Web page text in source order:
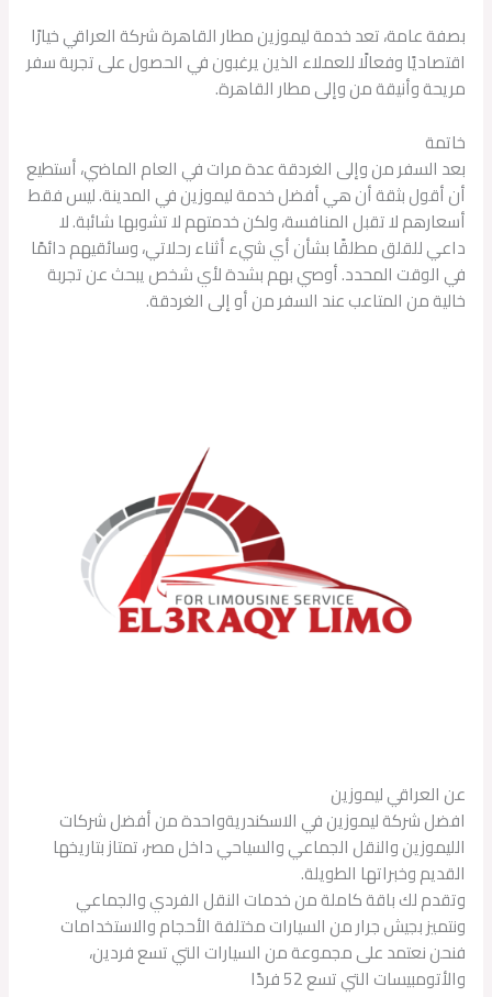
بصفة عامة، تعد خدمة ليموزين مطار القاهرة شركة العراقي خيارًا
اقتصاديًا وفعالًا للعملاء الذين يرغبون في الحصول على تجربة سفر
مريحة وأنيقة من وإلى مطار القاهرة.
خاتمة
بعد السفر من وإلى الغردقة عدة مرات في العام الماضي، أستطيع
أن أقول بثقة أن هي أفضل خدمة ليموزين في المدينة. ليس فقط
أسعارهم لا تقبل المنافسة، ولكن خدمتهم لا تشوبها شائبة. لا
داعي للقلق مطلقًا بشأن أي شيء أثناء رحلاتي، وسائقيهم دائمًا
في الوقت المحدد. أوصي بهم بشدة لأي شخص يبحث عن تجربة
خالية من المتاعب عند السفر من أو إلى الغردقة.
عن العراقي ليموزين
افضل شركة ليموزين في الاسكندريةواحدة من أفضل شركات
الليموزين والنقل الجماعي والسياحي داخل مصر، تمتاز بتاريخها
القديم وخبراتها الطويلة.
وتقدم لك باقة كاملة من خدمات النقل الفردي والجماعي
ونتميز بجيش جرار من السيارات مختلفة الأحجام والاستخدامات
فنحن نعتمد على مجموعة من السيارات التي تسع فردين،
والأتومبيسات التي تسع 52 فردًا